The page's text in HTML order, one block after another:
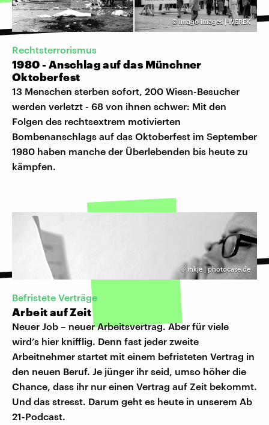
©imago images | WEREK
Rechtsterrorismus
1980 - Anschlag auf das Münchner
Oktoberfest
13 Menschen sterben sofort, 200 Wiesn-Besucher
werden verletzt - 68 von ihnen schwer: Mit den
Folgen des rechtsextrem motivierten
Bombenanschlags auf das Oktoberfest im September
1980 haben manche der Überlebenden bis heute zu
kämpfen.
© inkje | photocase.de
Befristete Verträge
Arbeit auf Zeit
Neuer Job – neuer Arbeitsvertrag. Aber für viele
wird’s hier knifflig. Denn fast jeder zweite
Arbeitnehmer startet mit einem befristeten Vertrag in
den neuen Beruf. Je jünger ihr seid, umso höher die
Chance, dass ihr nur einen Vertrag auf Zeit bekommt.
Und das stresst. Darum geht es heute in unserem Ab
21-Podcast.